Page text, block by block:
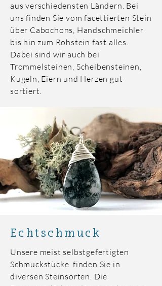
aus verschiedensten Ländern. Bei
uns finden Sie vom facettierten Stein
über Cabochons, Handschmeichler
bis hin zum Rohstein fast alles.
Dabei sind wir auch bei
Trommelsteinen, Scheibensteinen,
Kugeln, Eiern und Herzen gut
sortiert.
Echtschmuck
Unsere meist selbstgefertigten
Schmuckstücke finden Sie in
diversen Steinsorten. Die